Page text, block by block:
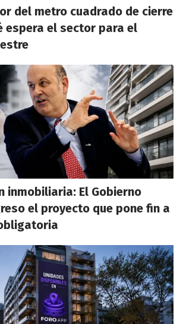
del metro cuadrado de cierre
espera el sector para el
inmobiliaria: El Gobierno
el proyecto que pone fin a